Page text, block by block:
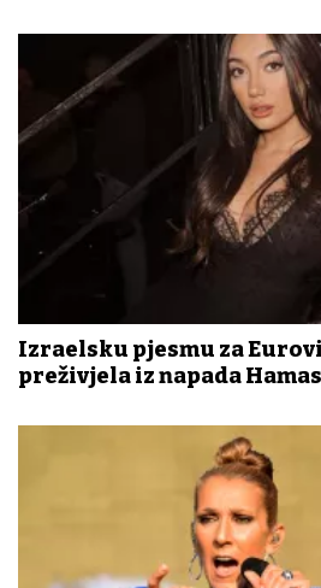
Izraelsku pjesmu za
preživjela iz napada